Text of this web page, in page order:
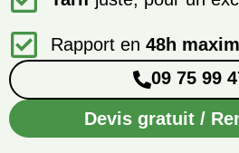
Rapport en48h
09 75 99
Devis gratuit /